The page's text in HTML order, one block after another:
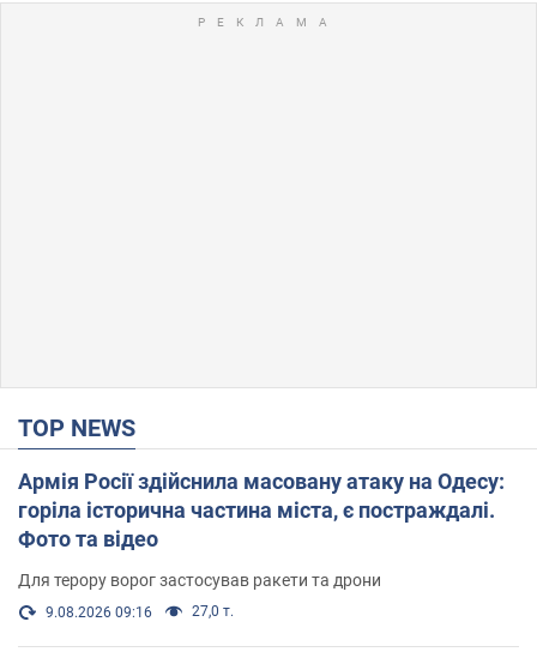
TOP NEWS
Армія Росії здійснила масовану атаку на Одесу:
горіла історична частина міста, є постраждалі.
Фото та відео
Для терору ворог застосував ракети та дрони
9.08.2026 09:16 27,0 т.